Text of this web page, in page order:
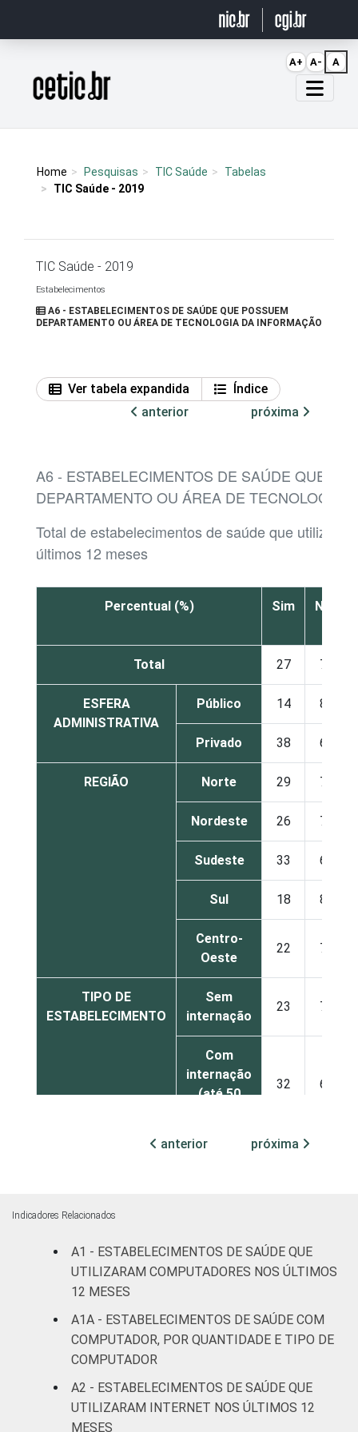
Página inicial
Home Pesquisas TIC Saúde
Tabelas
TIC Saúde - 2019
TIC Saúde - 2019
Estabelecimentos
A6 - ESTABELECIMENTOS DE SAÚDE QUE POSSUEM
DEPARTAMENTO OU ÁREA DE TECNOLOGIA DA INFORMAÇÃO
Ver tabela expandida
Índice
anterior
próxima
A6 - ESTABELECIMENTOS DE SAÚDE QUE
DEPARTAMENTO OU ÁREA DE TECNOLOGIA
Total de estabelecimentos de saúde que
últimos 12 meses
Percentual (%) Sim Não
Total 27 72
ESFERA
ADMINISTRATIVA
Público 14 85
Privado 38 62
REGIÃO Norte 29 70
Nordeste 26 73
Sudeste 33 67
Sul 18 82
Centro-
Oeste
22 77
TIPO DE
ESTABELECIMENTO
Sem
internação
23 76
Com
internação
(até 50
32 67
Com
Serviço de
apoio à
35 64
IDENTIFICAÇÃO DE
UNIDADE BÁSICA
DE SAÚDE
UBS 10 89
Não UBS 35
LOCALIZAÇÃO
anterior próxima
Indicadores Relacionados
A1 - ESTABELECIMENTOS DE SAÚDE QUE
UTILIZARAM COMPUTADORES NOS ÚLTIMOS
12 MESES
A1A - ESTABELECIMENTOS DE SAÚDE COM
COMPUTADOR, POR QUANTIDADE E TIPO DE
COMPUTADOR
A2 - ESTABELECIMENTOS DE SAÚDE QUE
UTILIZARAM INTERNET NOS ÚLTIMOS 12
MESES
A+ A- A